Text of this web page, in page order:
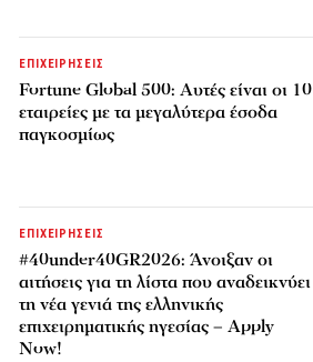
ΕΠΙΧΕΙΡΗΣΕΙΣ
Fortune Global 500: Αυτές είναι οι 10
εταιρείες με τα μεγαλύτερα έσοδα
παγκοσμίως
ΕΠΙΧΕΙΡΗΣΕΙΣ
#40under40GR2026: Άνοιξαν οι
αιτήσεις για τη λίστα που αναδεικνύει
τη νέα γενιά της ελληνικής
επιχειρηματικής ηγεσίας – Apply
Now!